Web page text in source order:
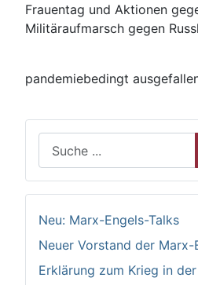
Frauentag und Aktionen
Militäraufmarsch gegen
pandemiebedingt
Type 2 or more
Neu: Marx-Engels-Talks
Neuer Vorstand der
Erklärung zum Krieg in